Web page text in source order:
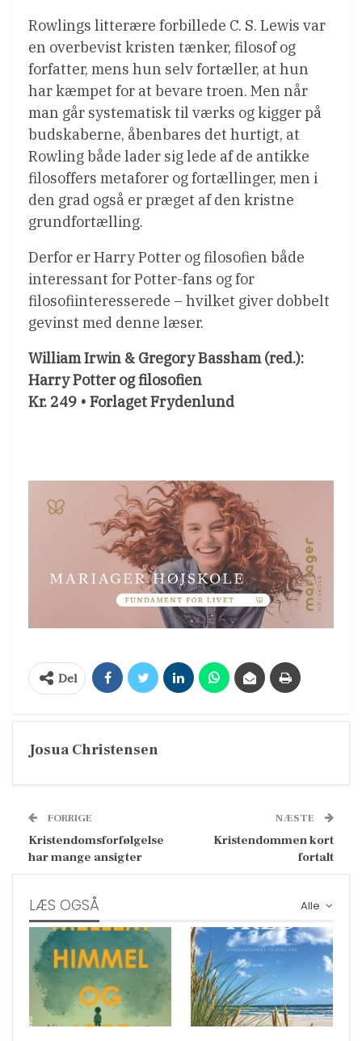
Rowlings litterære forbillede C. S. Lewis var
en overbevist kristen tænker, filosof og
forfatter, mens hun selv fortæller, at hun
har kæmpet for at bevare troen. Men når
man går systematisk til værks og kigger på
budskaberne, åbenbares det hurtigt, at
Rowling både lader sig lede af de antikke
filosoffers metaforer og fortællinger, men i
den grad også er præget af den kristne
grundfortælling.
Derfor er Harry Potter og filosofien både
interessant for Potter-fans og for
filosofiinteresserede – hvilket giver dobbelt
gevinst med denne læser.
William Irwin & Gregory Bassham (red.):
Harry Potter og filosofien
Kr. 249 • Forlaget Frydenlund
Del
Josua Christensen
FORRIGE
Kristendomsforfølgelse
har mange ansigter
NÆSTE
Kristendommen kort
fortalt
Alle
LÆS OGSÅ